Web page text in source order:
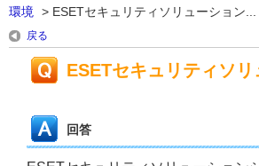
環境
> ESETセキュリティソリューション...
戻る
ESETセキュリティソ
回答